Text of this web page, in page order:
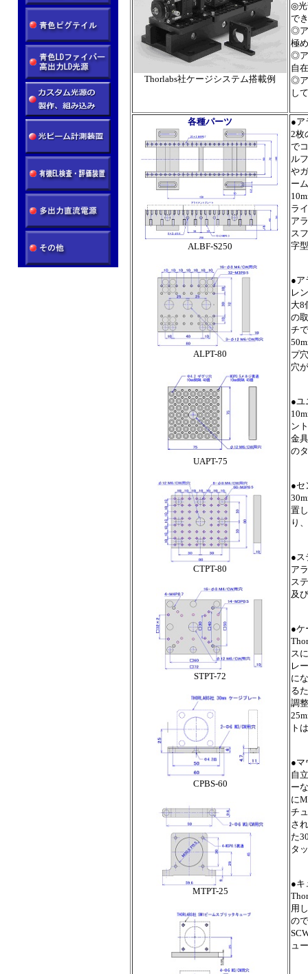
Thorlabs社ケージシステム搭載例
◎光
で
◎ア
極
◎ア
自
◎ア
し
各種パーツ
ALBF-S250
ALPT-80
UAPT-75
CTPT-80
STPT-72
CPBS-60
MTPT-25
●ア
2枚
で
ル
や
ー
ラ
ア
ス
字
●ア
レ
大8
の
チ
プ
穴
●ユ
ン
金
の
●セ
置
り
●ス
ア
ス
及
●ケ
ス
レ
に
る
調
ト
●マ
自
ー
に
チ
さ
た
タ
●キ
用
の
ュ